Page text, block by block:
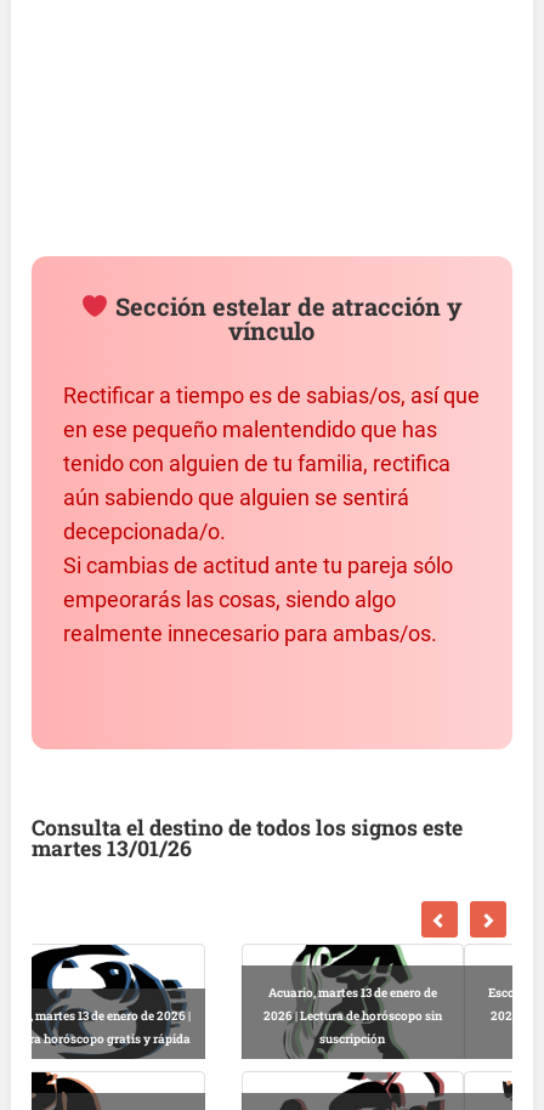
Sección estelar de atracción y
vínculo
Rectificar a tiempo es de sabias/os, así que
en ese pequeño malentendido que has
tenido con alguien de tu familia, rectifica
aún sabiendo que alguien se sentirá
decepcionada/o.
Si cambias de actitud ante tu pareja sólo
empeorarás las cosas, siendo algo
realmente innecesario para ambas/os.
Consulta el destino de todos los signos este
martes 13/01/26
Escorpio, martes 13 de enero de
2026 | Horóscopo gratis hoy y
completo
Libra, martes 13 de enero de 2026 |
Lectura horóscopo online